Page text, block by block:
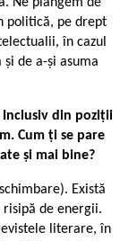
Ne plângem de
politică, pe drept
în cazul
de a-și asuma
din poziții
Cum ți se pare
și mai bine?
Există
de energii.
literare, în